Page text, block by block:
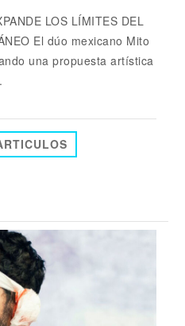
LOS LÍMITES DEL
El dúo mexicano Mito
una propuesta artística